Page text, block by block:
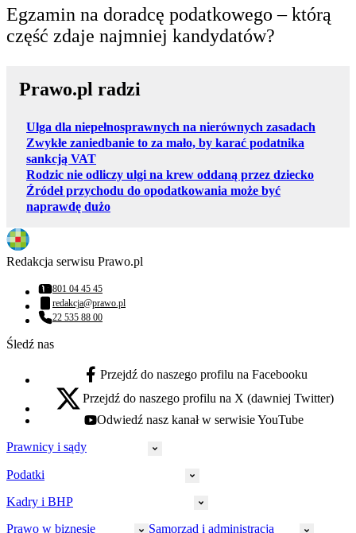
Egzamin na doradcę podatkowego – którą
część zdaje najmniej kandydatów?
Prawo.pl radzi
Ulga dla niepełnosprawnych na nierównych zasadach
Zwykłe zaniedbanie to za mało, by karać podatnika
sankcją VAT
Rodzic nie odliczy ulgi na krew oddaną przez dziecko
Źródeł przychodu do opodatkowania może być
naprawdę dużo
Redakcja serwisu Prawo.pl
Numer telefonu:
801 04 45 45
Adres email:
redakcja@prawo.pl
Numer telefonu:
22 535 88 00
Śledź nas
facebook - otwiera się w nowej karcie
Przejdź do naszego profilu na Facebooku
x - otwiera się w nowej karcie
Przejdź do naszego profilu na X (dawniej Twitter)
youtube - otwiera się w nowej karcie
Odwiedź nasz kanał w serwisie YouTube
Prawnicy i sądy
Prawnicy
Policja
Podatki
CIT
Kadry i BHP
Prawo w biznesie Samorząd i administracja